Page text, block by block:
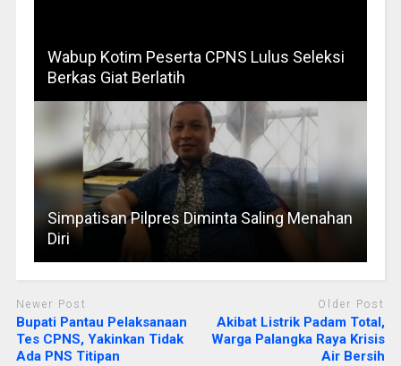
Wabup Kotim Peserta CPNS Lulus Seleksi
Berkas Giat Berlatih
Simpatisan Pilpres Diminta Saling Menahan
Diri
Newer Post
Bupati Pantau Pelaksanaan
Tes CPNS, Yakinkan Tidak
Ada PNS Titipan
Older Post
Akibat Listrik Padam Total,
Warga Palangka Raya Krisis
Air Bersih